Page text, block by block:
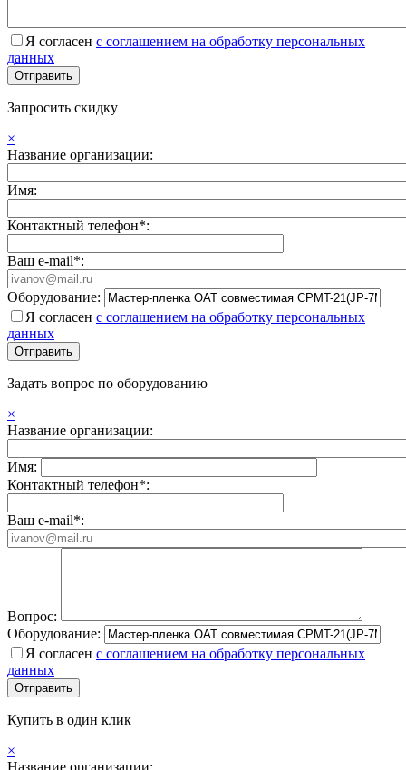
Я согласен с соглашением на обработку персональных
данных
Запросить скидку
×
Название организации:
Имя:
Контактный телефон*:
Ваш e-mail*:
Оборудование:
Я согласен с соглашением на обработку персональных
данных
Задать вопрос по оборудованию
×
Название организации:
Имя:
Контактный телефон*:
Ваш e-mail*:
Вопрос:
Оборудование:
Я согласен с соглашением на обработку персональных
данных
Купить в один клик
×
Название организации: